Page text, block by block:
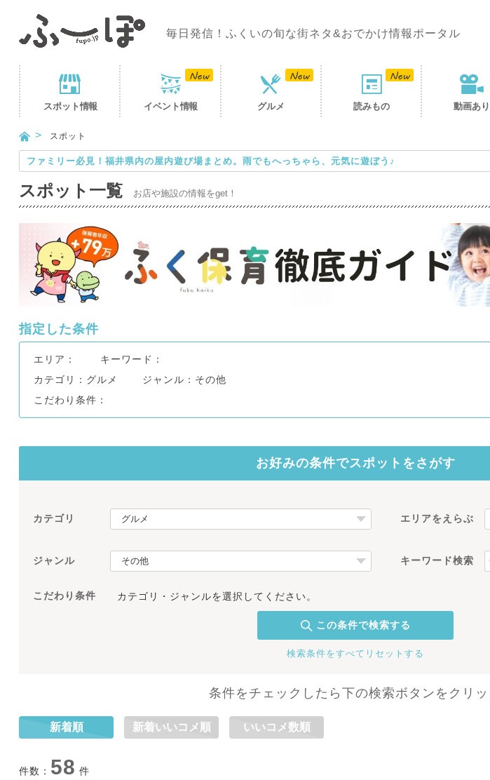
毎日発信！ふくいの旬な街ネタ&おでかけ情報ポータル
スポット情報 イベント情報 グルメ 読みもの 動画あり
スポット
ファミリー必見！福井県内の屋内遊び場まとめ。雨でもへっちゃら、元気に遊ぼう♪
スポット一覧 お店や施設の情報をget！
指定した条件
エリア：
キーワード：
カテゴリ：グルメ
ジャンル：その他
こだわり条件：
お好みの条件でスポットをさがす
カテゴリ
ジャンル
エリアをえらぶ
キーワード検索
こだわり条件 カテゴリ・ジャンルを選択してください。
この条件で検索する
検索条件をすべてリセットする
条件をチェックしたら下の検索ボタンをクリッ
新着順 新着いいコメ順 いいコメ数順
件数： 58 件